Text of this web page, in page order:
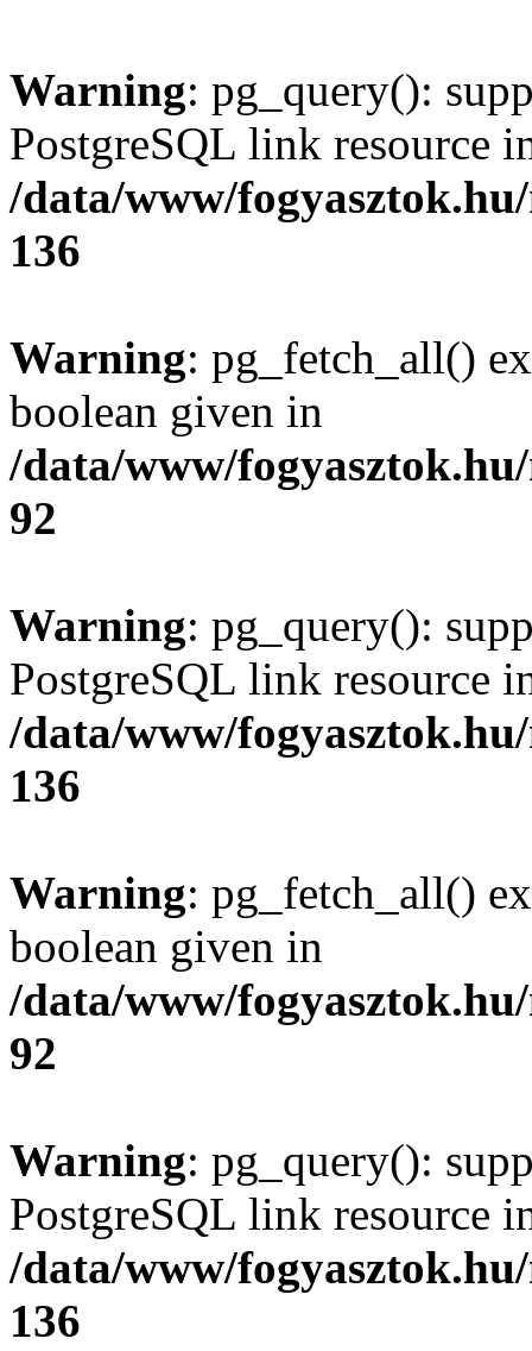
Warning: pg_query():
PostgreSQL link resource
/data/www/
136
Warning: pg_fetch_all()
boolean given in
/data/www/
92
Warning: pg_query():
PostgreSQL link resource
/data/www/
136
Warning: pg_fetch_all()
boolean given in
/data/www/
92
Warning: pg_query():
PostgreSQL link resource
/data/www/
136